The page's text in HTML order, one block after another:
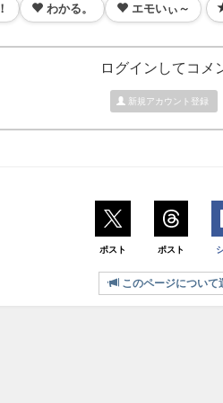
わかる。 エモいぃ～
ログインしてコメ
新規アカウント登録
ポスト ポスト
このページについて